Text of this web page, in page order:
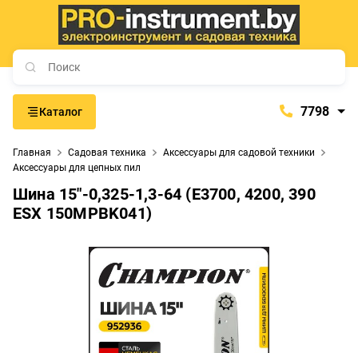
Каталог 7798
+375 (29) 765-57-74
Будние дни:с 9:00 до 21:00
Главная Садовая техника
Аксессуары для садовой техники
Аксессуары для цепных пил
Шина 15"-0,325-1,3-64 (Е3700, 4200, 390
ESX 150MPBK041)